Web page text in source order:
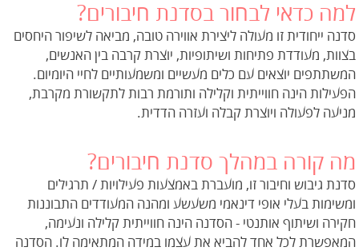
למה כדאי לבחור בסדנת חיבורים?
סדנה ייחודית זו מעולה ליצירת אווירה טובה, מביאה לשיפור היחסים
בצוות, מעודדת פתיחות ושיתופיות, יוצרת קרבה בין האנשים,
המשתתפים יוצאים עם כלים מעשיים ומשמעותיים לחיי היומיום.
הפעילות הינה חווייתית וקלילה ותורמת רבות לתקשורת מקרבת,
מניעה לפעולה ויוצרת קבלה ועזרה הדדית.
מה קורה במהלך סדנת חיבורים?
סדנת גיבוש וחיבור זו, מועברת באמצעות פעילויות / תרגילים
ומשימות בעלי אופי דינאמי משעשע ומהנה המעודדים התבוננות
חקירה ושיתוף אותנטי - הסדנה הינה חווייתית קלילה ונעימה,
המאפשרת לכל אחד להביא את עצמו במידה המתאימה לו. הסדנה